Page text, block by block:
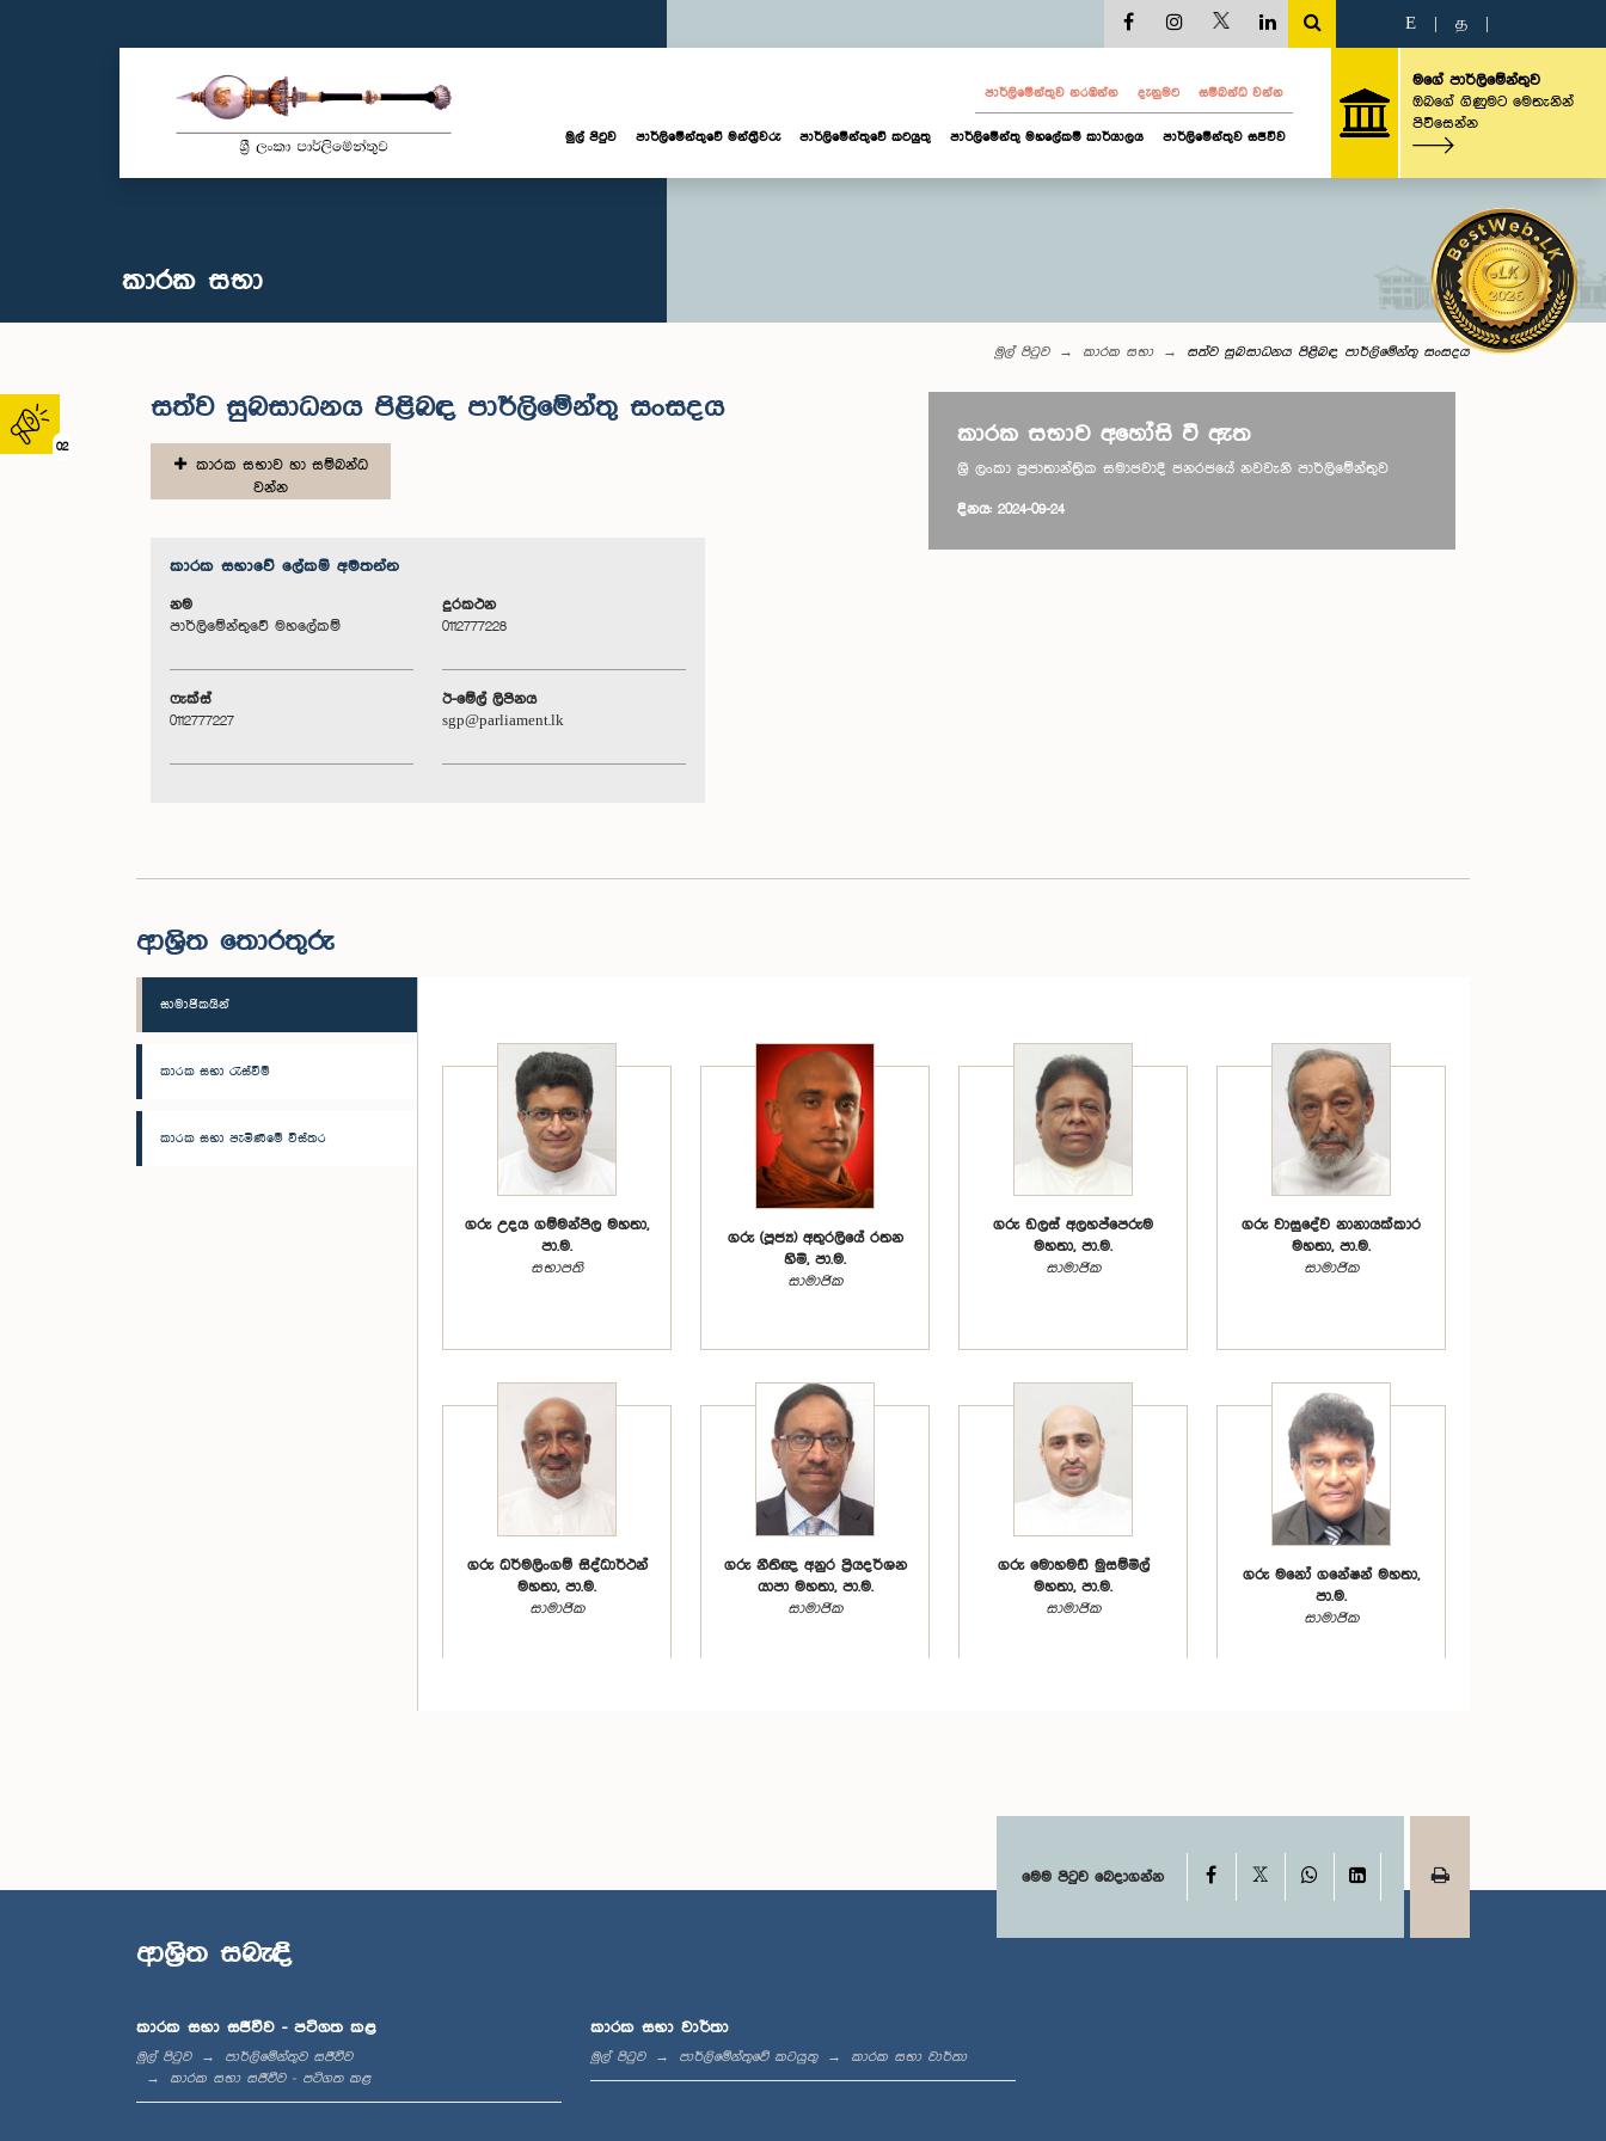
02
E த
පාර්ලි‌මේන්තුව නරඹන්න දැනුමට සම්බන්ධ වන්න
මුල් පිටුව පාර්ලි‌මේන්තුවේ මන්ත්‍රීවරු පාර්ලිමේන්තුවේ කටයුතු පාර්ලිමේන්තු මහලේකම් කාර්යාලය පාර්ලිමේන්තුව සජීවීව
මගේ පාර්ලිමේන්තුව
ඔබගේ ගිණුමට මෙතැනින්
පිවිසෙන්න
කාරක සභා
මුල් පිටුව කාරක සභා සත්ව සුබසාධනය පිළිබඳ පාර්ලිමේන්තු සංසදය
සත්ව සුබසාධනය පිළිබඳ පාර්ලිමේන්තු සංසදය
කාරක සභාව හා සම්බන්ධ
වන්න
කාරක සභා‌වේ ලේකම් අමතන්න
නම
පාර්ලිමේන්තුවේ මහලේකම්
දුරකථන
0112777228
ෆැක්ස්
0112777227
ඊ-මේල් ලිපිනය
sgp@parliament.lk
කාරක සභාව අහෝසි වී ඇත
ශ්‍රී ලංකා ප්‍රජාතාන්ත්‍රික සමාජවාදී ජනරජයේ නවවැනි පාර්ලිමේන්තුව
දිනය: 2024-09-24
ආශ්‍රිත තොරතුරු
සාමාජිකයින්
කාරක සභා රැස්වීම්
කාරක සභා පැමිණීමේ විස්තර
ගරු උදය ගම්මන්පිල මහතා,
පා.ම.
සභාපති
ගරු (පූජ්‍ය) අතුරලියේ රතන
හිමි, පා.ම.
සාමාජික
ගරු ඩලස් අලහප්පෙරුම
මහතා, පා.ම.
සාමාජික
ගරු වාසුදේව නානායක්කාර
මහතා, පා.ම.
සාමාජික
ගරු ධර්මලිංගම් සිද්ධාර්ථන්
මහතා, පා.ම.
සාමාජික
ගරු නීතිඥ අනුර ප්‍රියදර්ශන
යාපා මහතා, පා.ම.
සාමාජික
ගරු මොහමඩ් මුසම්මිල්
මහතා, පා.ම.
සාමාජික
ගරු මනෝ ගනේෂන් මහතා,
පා.ම.
සාමාජික
ගරු රෝහිණි කුමාරි
මෙම පිටුව බෙදාගන්න Facebook WhatsAppLinkedIn
ආශ්‍රිත සබැඳි
කාරක සභා සජීවීව - පටිගත කළ
මුල් පිටුව
පාර්ලිමේන්තුව සජීවීව
කාරක සභා සජීවීව - පටිගත කළ
කාරක සභා වාර්තා
මුල් පිටුව පාර්ලිමේන්තුවේ කටයුතු කාරක සභා වාර්තා